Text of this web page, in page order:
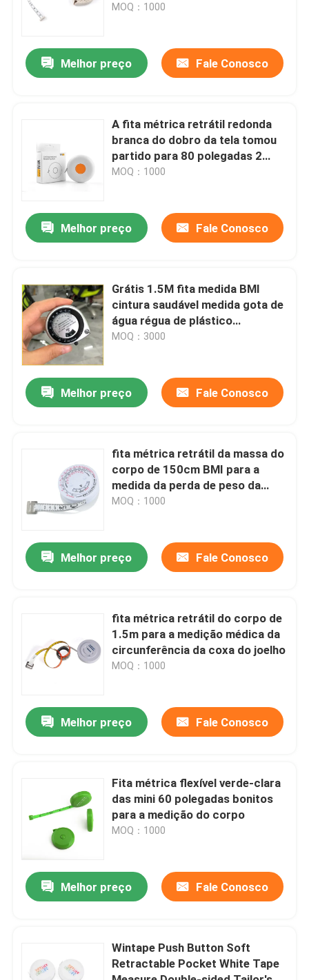
Sobre nós
Excursão da fábrica
Contacte-nos
Peça umas citações
Fita métrica da roupa
Personalizado costurando a fita métrica
MOQ：1000
Melhor preço Fale Conosco
A fita métrica retrátil redonda
branca do dobro da tela tomou
partido para 80 polegadas 2
medidores
MOQ：1000
Melhor preço Fale Conosco
Grátis 1.5M fita medida BMI
cintura saudável medida gota de
água régua de plástico
automática retrátil do presente
MOQ：3000
Melhor preço Fale Conosco
fita métrica retrátil da massa do
corpo de 150cm BMI para a
medida da perda de peso da
aptidão do corpo
MOQ：1000
Melhor preço Fale Conosco
fita métrica retrátil do corpo de
1.5m para a medição médica da
circunferência da coxa do joelho
MOQ：1000
Melhor preço Fale Conosco
Fita métrica flexível verde-clara
das mini 60 polegadas bonitos
para a medição do corpo
MOQ：1000
Melhor preço Fale Conosco
Wintape Push Button Soft
Retractable Pocket White Tape